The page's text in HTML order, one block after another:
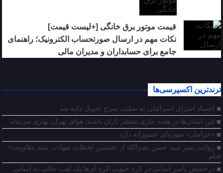
قیمت موتور برق خانگی [+لیست قیمت]
نکات مهم در ارسال صورتحساب الکترونیک؛ راهنمای
جامع برای حسابداران و مدیران مالی
ترندترین اکسپرسی‌ها
اجساد اسرای اسرائیلی به صلیب سرخ تحویل داده شد
این استان‌ها در هفته جاری منتظر باران باشند| هوای تهران بهاری می‌ماند
«خرامان» سوژه‌ای جسورانه دارد
روایت پسر سید حسن نصرالله از نخستین لحظات شهادت سید مقاومت+
فیلم
درخشش یاسر آسانی در کره جنوبی/کره ای‌ها یک لقب جالب به آسانی